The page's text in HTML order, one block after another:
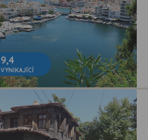
9,4
VYNIKAJÍCÍ